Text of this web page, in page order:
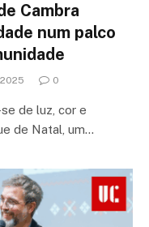
Cambra
num palco
0
de luz, cor e
de Natal, um…